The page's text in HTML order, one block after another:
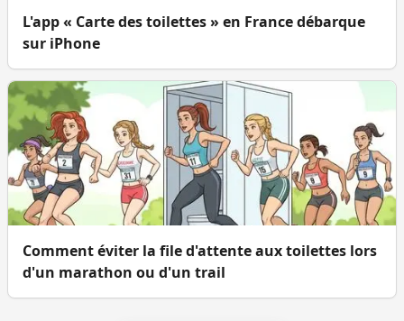
L'app « Carte des toilettes » en France débarque
sur iPhone
Comment éviter la file d'attente aux toilettes lors
d'un marathon ou d'un trail